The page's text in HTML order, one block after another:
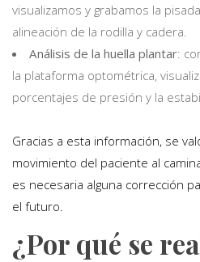
visualizamos y grabamos la
alineación de la rodilla y cadera.
Análisis de la huella plantar:
la plataforma optométrica,
porcentajes de presión y la
Gracias a esta información, se
movimiento del paciente al
es necesaria alguna corrección
el futuro.
¿Por qué se